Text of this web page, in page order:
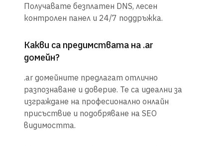
Получавате безплатен DNS, лесен
контролен панел и 24/7 поддръжка.
Какви са предимствата на .ar
домейн?
.ar домейните предлагат отлично
разпознаване и доверие. Те са идеални за
изграждане на професионално онлайн
присъствие и подобряване на SEO
видимостта.